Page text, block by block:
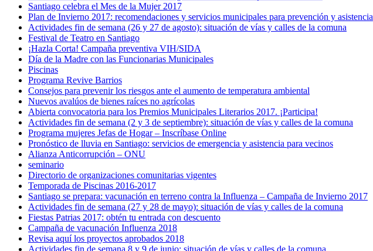
Santiago celebra el Mes de la Mujer 2017
Plan de Invierno 2017: recomendaciones y servicios municipales para prevención y asistencia
Actividades fin de semana (26 y 27 de agosto): situación de vías y calles de la comuna
Festival de Teatro en Santiago
¡Hazla Corta! Campaña preventiva VIH/SIDA
Día de la Madre con las Funcionarias Municipales
Piscinas
Programa Revive Barrios
Consejos para prevenir los riesgos ante el aumento de temperatura ambiental
Nuevos avalúos de bienes raíces no agrícolas
Abierta convocatoria para los Premios Municipales Literarios 2017. ¡Participa!
Actividades fin de semana (2 y 3 de septiembre): situación de vías y calles de la comuna
Programa mujeres Jefas de Hogar – Inscríbase Online
Pronóstico de lluvia en Santiago: servicios de emergencia y asistencia para vecinos
Alianza Anticorrupción – ONU
seminario
Directorio de organizaciones comunitarias vigentes
Temporada de Piscinas 2016-2017
Santiago se prepara: vacunación en terreno contra la Influenza – Campaña de Invierno 2017
Actividades fin de semana (27 y 28 de mayo): situación de vías y calles de la comuna
Fiestas Patrias 2017: obtén tu entrada con descuento
Campaña de vacunación Influenza 2018
Revisa aquí los proyectos aprobados 2018
Actividades fin de semana 8 y 9 de junio: situación de vías y calles de la comuna